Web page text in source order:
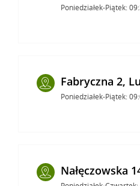
Poniedziałek-Piątek:
Fabryczna 2,
Poniedziałek-Piątek:
Nałęczowska